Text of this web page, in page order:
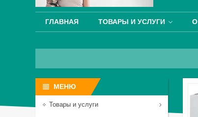
ГЛАВНАЯ ТОВАРЫ И УСЛУГИ
Товары и услуги